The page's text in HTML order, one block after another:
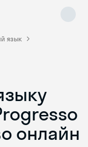
язык
онлайн